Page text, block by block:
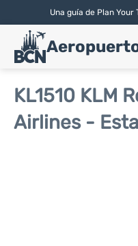
Una guía de Plan
English|
Vuelos
Aerolíneas
KL1510 KLM
Airlines -